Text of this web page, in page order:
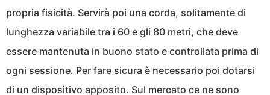
propria fisicità. Servirà poi una corda, solitamente di
lunghezza variabile tra i 60 e gli 80 metri, che deve
essere mantenuta in buono stato e controllata prima di
ogni sessione. Per fare sicura è necessario poi dotarsi
di un dispositivo apposito. Sul mercato ce ne sono